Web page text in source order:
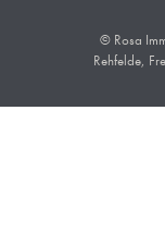
© Rosa
Rehfelde,